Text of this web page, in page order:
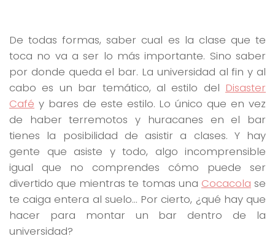
De todas formas, saber cual es la clase que te
toca no va a ser lo más importante. Sino saber
por donde queda el bar. La universidad al fin y al
cabo es un bar temático, al estilo del Disaster
Café y bares de este estilo. Lo único que en vez
de haber terremotos y huracanes en el bar
tienes la posibilidad de asistir a clases. Y hay
gente que asiste y todo, algo incomprensible
igual que no comprendes cómo puede ser
divertido que mientras te tomas una Cocacola se
te caiga entera al suelo… Por cierto, ¿qué hay que
hacer para montar un bar dentro de la
universidad?